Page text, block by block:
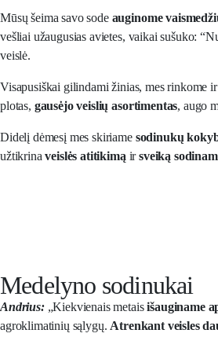
Mūsų šeima savo sode auginome
vešliai užaugusias avietes, vaikai sušuko:
veislė.
Visapusiškai gilindami žinias, mes rinkome
plotas, gausėjo veislių asortimentas, augo
Didelį dėmesį mes skiriame sodinukų
užtikrinaveislės atitikimą irsveiką
Medelyno sodinukai
Andrius:„Kiekvienais metaisišauginame
agroklimatinių sąlygų. Atrenkant veisles